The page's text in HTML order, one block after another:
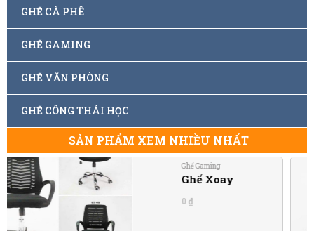
GHẾ CÀ PHÊ
GHẾ GAMING
GHẾ VĂN PHÒNG
GHẾ CÔNG THÁI HỌC
SẢN PHẨM XEM NHIỀU NHẤT
Ghế Gaming
Ghế Xoay